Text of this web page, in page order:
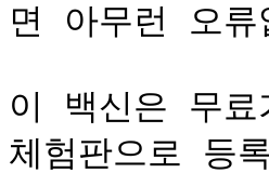
면 아무런 오
이 백신은 무
체험판으로 등